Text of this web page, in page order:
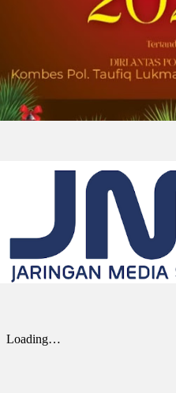
Univar
DOWNERS
(GLOBE
(“Univar
penyedia